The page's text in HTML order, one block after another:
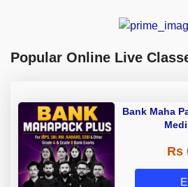
Popular Online Live
Bank Maha
Rs